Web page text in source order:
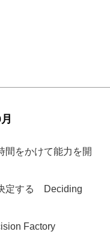
間をかけて能力を開
定する Deciding
Factory